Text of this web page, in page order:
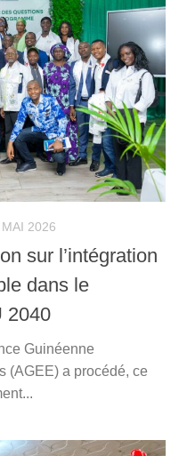
2026
sur l’intégration
dans le
2040
Guinéenne
(AGEE) a procédé, ce